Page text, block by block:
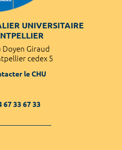
UNIVERSITAIRE
Doyen Giraud
cedex 5
le CHU
67 33 67 33